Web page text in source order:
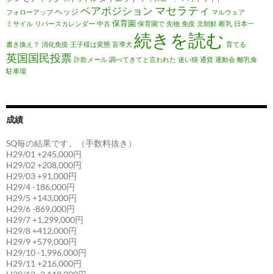
フォローアップ ヘッジ ベアポジション マセラティ マルウェア
ミサイル リバースカレンダー 中古 保育園 保育園で 先物 免疫 北朝鮮 断乳 日本一
書き換え？ 消化免疫 王子様は変態 盲導犬 続きを読む 育てる
英国国民投票 詐欺メール 調べてきてと言われた 迷い猫 通貨 運動会 離乳食
駐車場
成績
SQ毎の結果です。（手数料抜き）
H29/01 +245,000円
H29/02 +208,000円
H29/03 +91,000円
H29/4 -186,000円
H29/5 +143,000円
H29/6 -869,000円
H29/7 +1,299,000円
H29/8 +412,000円
H29/9 +579,000円
H29/10 -1,996,000円
H29/11 +216,000円